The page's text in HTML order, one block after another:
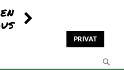
PRIVAT